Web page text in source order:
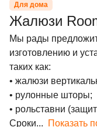
Для дома
Жалюзи
Мы рады
изготовлению и
таких как:
• жалюзи
• рулонные шторы;
• рольставни
Сроки... Показать